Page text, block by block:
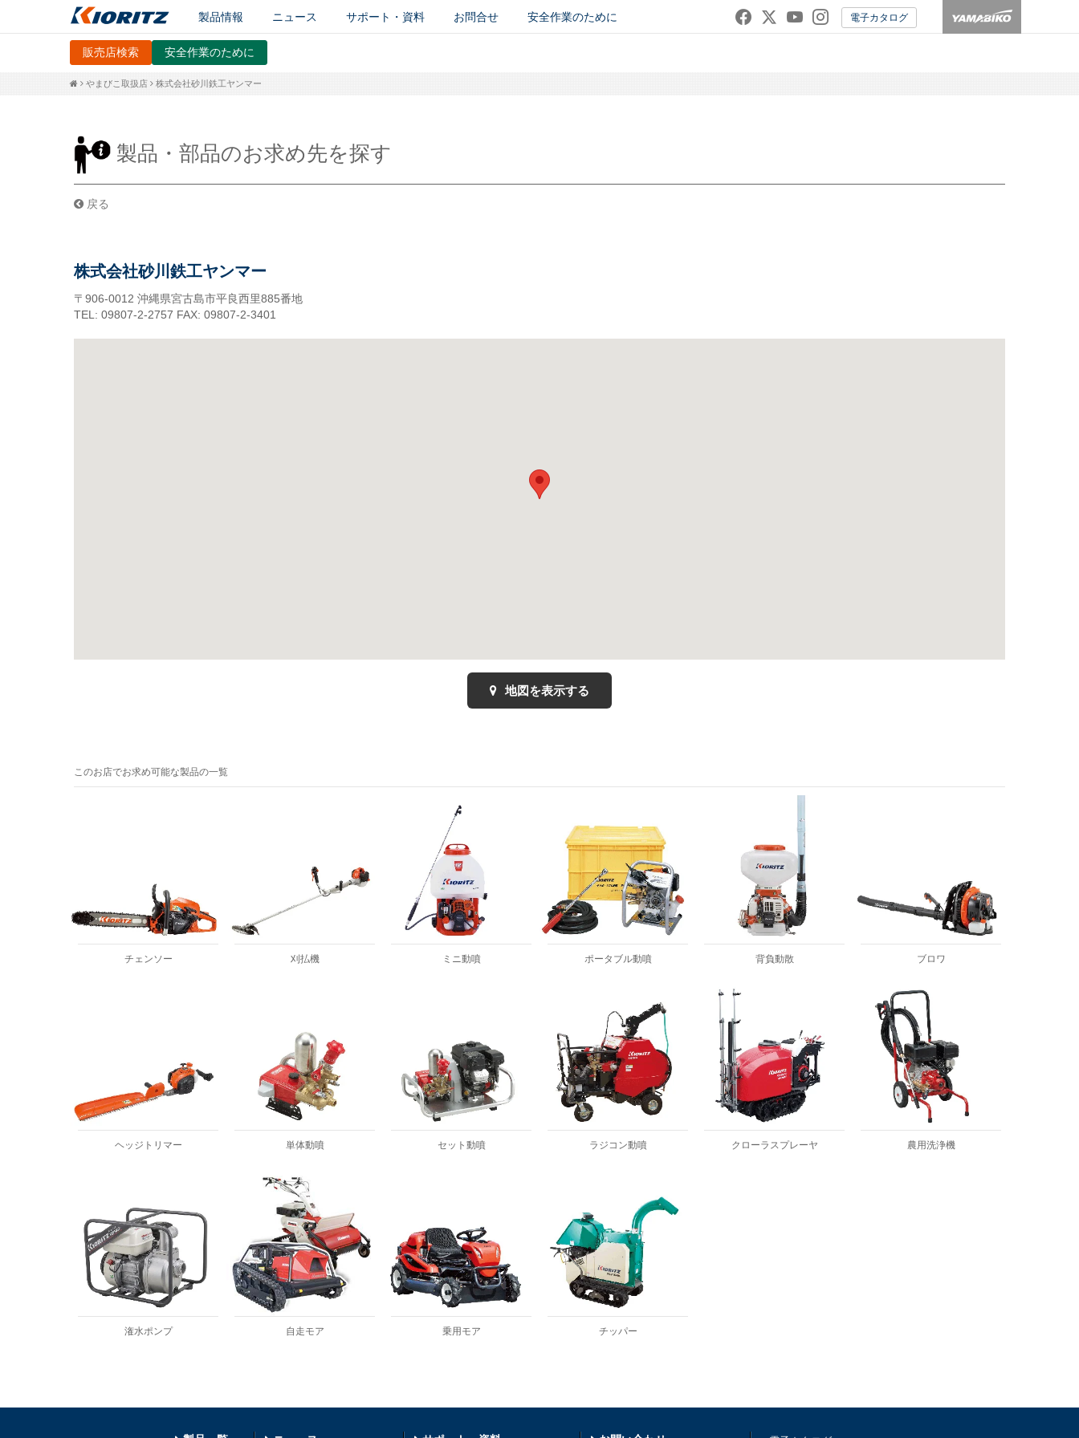
製品情報 ニュース サポート・資料 お問合せ 安全作業のために 電子カタログ
販売店検索 安全作業のために
やまびこ取扱店 株式会社砂川鉄工ヤンマー
製品・部品のお求め先を探す
戻る
株式会社砂川鉄工ヤンマー
〒906-0012 沖縄県宮古島市平良西里885番地
TEL: 09807-2-2757 FAX: 09807-2-3401
地図を表示する
このお店でお求め可能な製品の一覧
チェンソー 刈払機 ミニ動噴 ポータブル動噴 背負動散 ブロワ
ヘッジトリマー 単体動噴 セット動噴 ラジコン動噴 クローラスプレーヤ 農用洗浄機
潅水ポンプ 自走モア 乗用モア チッパー